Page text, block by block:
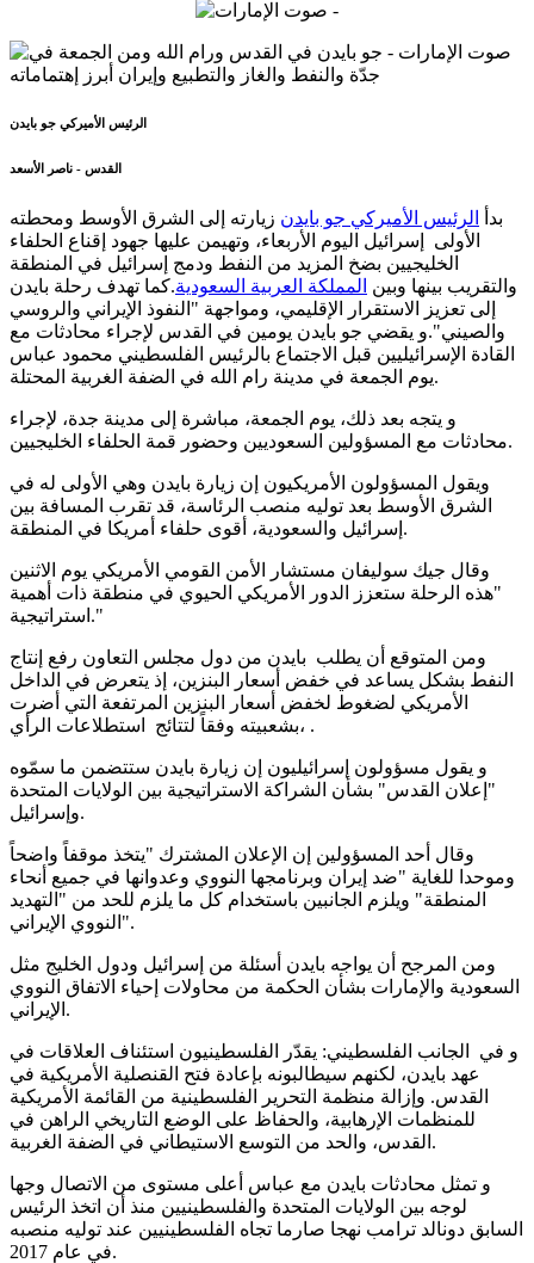
الرئيس الأميركي جو بايدن
القدس - ناصر الأسعد
بدأ الرئيس الأميركي جو بايدن زيارته إلى الشرق الأوسط ومحطته
الأولى إسرائيل اليوم الأربعاء، وتهيمن عليها جهود إقناع الحلفاء
الخليجيين بضخ المزيد من النفط ودمج إسرائيل في المنطقة
والتقريب بينها وبين المملكة العربية السعودية.كما تهدف رحلة بايدن
إلى تعزيز الاستقرار الإقليمي، ومواجهة "النفوذ الإيراني والروسي
والصيني".و يقضي جو بايدن يومين في القدس لإجراء محادثات مع
القادة الإسرائيليين قبل الاجتماع بالرئيس الفلسطيني محمود عباس
يوم الجمعة في مدينة رام الله في الضفة الغربية المحتلة.
و يتجه بعد ذلك، يوم الجمعة، مباشرة إلى مدينة جدة، لإجراء
محادثات مع المسؤولين السعوديين وحضور قمة الحلفاء الخليجيين.
ويقول المسؤولون الأمريكيون إن زيارة بايدن وهي الأولى له في
الشرق الأوسط بعد توليه منصب الرئاسة، قد تقرب المسافة بين
إسرائيل والسعودية، أقوى حلفاء أمريكا في المنطقة.
وقال جيك سوليفان مستشار الأمن القومي الأمريكي يوم الاثنين
"هذه الرحلة ستعزز الدور الأمريكي الحيوي في منطقة ذات أهمية
استراتيجية."
ومن المتوقع أن يطلب بايدن من دول مجلس التعاون رفع إنتاج
النفط بشكل يساعد في خفض أسعار البنزين، إذ يتعرض في الداخل
الأمريكي لضغوط لخفض أسعار البنزين المرتفعة التي أضرت
بشعبيته وفقاً لتتائج استطلاعات الرأي، .
و يقول مسؤولون إسرائيليون إن زيارة بايدن ستتضمن ما سمّوه
"إعلان القدس" بشأن الشراكة الاستراتيجية بين الولايات المتحدة
وإسرائيل.
وقال أحد المسؤولين إن الإعلان المشترك "يتخذ موقفاً واضحاً
وموحدا للغاية "ضد إيران وبرنامجها النووي وعدوانها في جميع أنحاء
المنطقة" ويلزم الجانبين باستخدام كل ما يلزم للحد من "التهديد
النووي الإيراني".
ومن المرجح أن يواجه بايدن أسئلة من إسرائيل ودول الخليج مثل
السعودية والإمارات بشأن الحكمة من محاولات إحياء الاتفاق النووي
الإيراني.
و في الجانب الفلسطيني: يقدّر الفلسطينيون استئناف العلاقات في
عهد بايدن، لكنهم سيطالبونه بإعادة فتح القنصلية الأمريكية في
القدس. وإزالة منظمة التحرير الفلسطينية من القائمة الأمريكية
للمنظمات الإرهابية، والحفاظ على الوضع التاريخي الراهن في
القدس، والحد من التوسع الاستيطاني في الضفة الغربية.
و تمثل محادثات بايدن مع عباس أعلى مستوى من الاتصال وجها
لوجه بين الولايات المتحدة والفلسطينيين منذ أن اتخذ الرئيس
السابق دونالد ترامب نهجا صارما تجاه الفلسطينيين عند توليه منصبه
في عام 2017.